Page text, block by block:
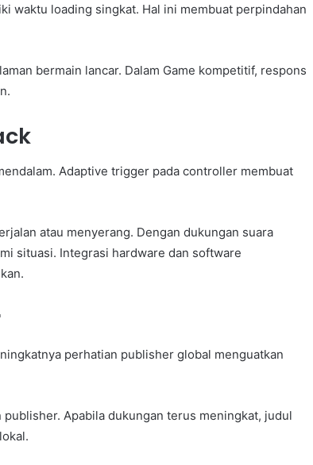
waktu loading singkat. Hal ini membuat perpindahan
bermain lancar. Dalam Game kompetitif, respons
Adaptive trigger pada controller membuat
atau menyerang. Dengan dukungan suara
situasi. Integrasi hardware dan software
perhatian publisher global menguatkan
Apabila dukungan terus meningkat, judul